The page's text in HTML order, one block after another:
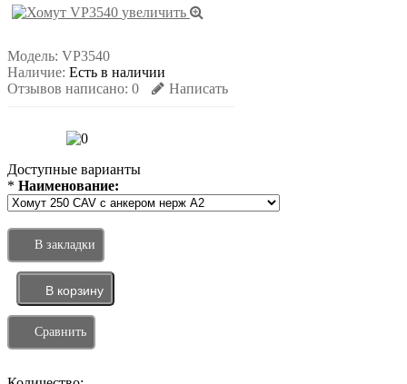
увеличить
Модель: VP3540
Наличие: Есть в наличии
Отзывов написано: 0 Написать
Доступные варианты
* Наименование:
В закладки
Сравнить